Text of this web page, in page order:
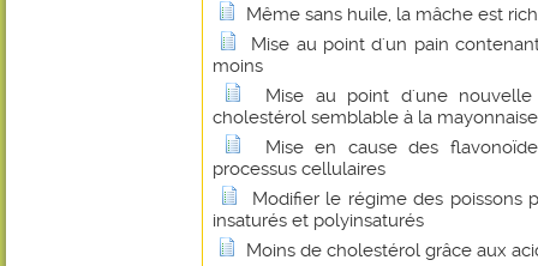
Même sans huile, la mâche est
Mise au point d'un pain
moins
Mise au point d'une
cholestérol semblable à la mayonnaise
Mise en cause des
processus cellulaires
Modifier le régime des poissons
insaturés et polyinsaturés
Moins de cholestérol grâce aux